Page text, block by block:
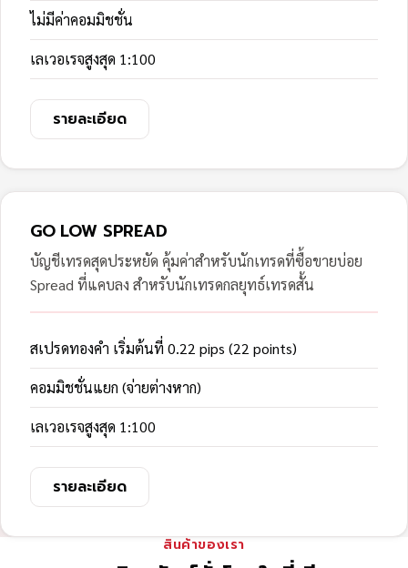
ไม่มีค่าคอมมิชชั่น
เลเวอเรจสูงสุด 1:100
รายละเอียด
GO LOW SPREAD
บัญชีเทรดสุดประหยัด คุ้มค่าสำหรับนักเทรดที่ซื้อขายบ่อย
Spread ที่แคบลง สำหรับนักเทรดกลยุทธ์เทรดสั้น
สเปรดทองคำ เริ่มต้นที่ 0.22 pips (22 points)
คอมมิชชั่นแยก (จ่ายต่างหาก)
เลเวอเรจสูงสุด 1:100
รายละเอียด
สินค้าของเรา